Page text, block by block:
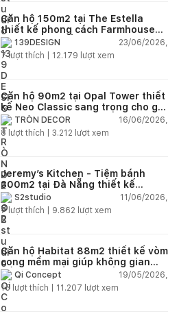
Căn hộ 150m2 tại The Estella
thiết kế phong cách Farmhouse
thanh lịch và ấm áp
139DESIGN
23/06/2026,
7lượt thích | 12.179 lượt xem
Căn hộ 90m2 tại Opal Tower thiết
kế Neo Classic sang trọng cho gia
đình trẻ
TRÒN DECOR
16/06/2026,
8 lượt thích | 3.212 lượt xem
Jeremy’s Kitchen - Tiệm bánh
300m2 tại Đà Nẵng thiết kế
phong cách công nghiệp hiện đại
ngập tràn ánh sáng tự nhiên
S2studio
11/06/2026,
7lượt thích | 9.862 lượt xem
Căn hộ Habitat 88m2 thiết kế vòm
cong mềm mại giúp không gian
sống hiện đại trở nên ấm áp hơn
Qi Concept
19/05/2026,
15 lượt thích | 11.207 lượt xem